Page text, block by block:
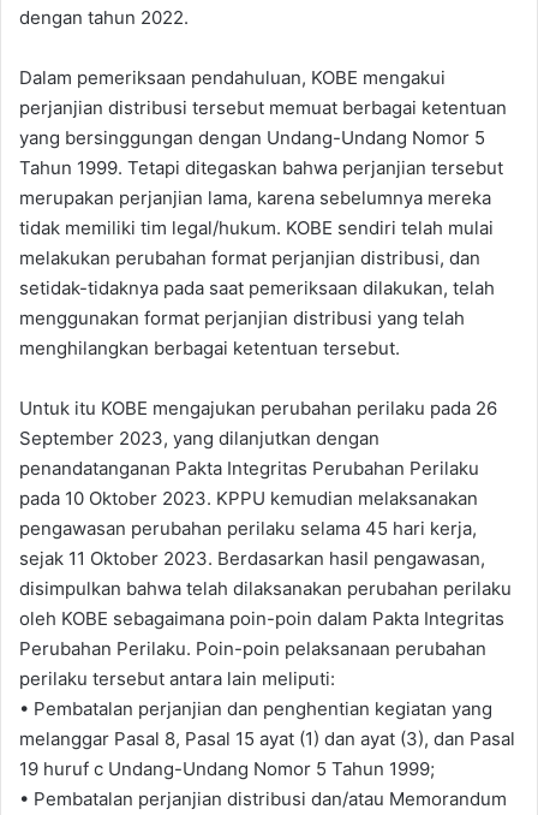
dengan tahun 2022.
Dalam pemeriksaan pendahuluan, KOBE mengakui
perjanjian distribusi tersebut memuat berbagai ketentuan
yang bersinggungan dengan Undang-Undang Nomor 5
Tahun 1999. Tetapi ditegaskan bahwa perjanjian tersebut
merupakan perjanjian lama, karena sebelumnya mereka
tidak memiliki tim legal/hukum. KOBE sendiri telah mulai
melakukan perubahan format perjanjian distribusi, dan
setidak-tidaknya pada saat pemeriksaan dilakukan, telah
menggunakan format perjanjian distribusi yang telah
menghilangkan berbagai ketentuan tersebut.
Untuk itu KOBE mengajukan perubahan perilaku pada 26
September 2023, yang dilanjutkan dengan
penandatanganan Pakta Integritas Perubahan Perilaku
pada 10 Oktober 2023. KPPU kemudian melaksanakan
pengawasan perubahan perilaku selama 45 hari kerja,
sejak 11 Oktober 2023. Berdasarkan hasil pengawasan,
disimpulkan bahwa telah dilaksanakan perubahan perilaku
oleh KOBE sebagaimana poin-poin dalam Pakta Integritas
Perubahan Perilaku. Poin-poin pelaksanaan perubahan
perilaku tersebut antara lain meliputi:
• Pembatalan perjanjian dan penghentian kegiatan yang
melanggar Pasal 8, Pasal 15 ayat (1) dan ayat (3), dan Pasal
19 huruf c Undang-Undang Nomor 5 Tahun 1999;
• Pembatalan perjanjian distribusi dan/atau Memorandum